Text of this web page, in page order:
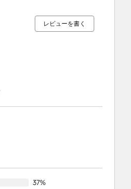
レビューを書く
37%
了
了
了
了了